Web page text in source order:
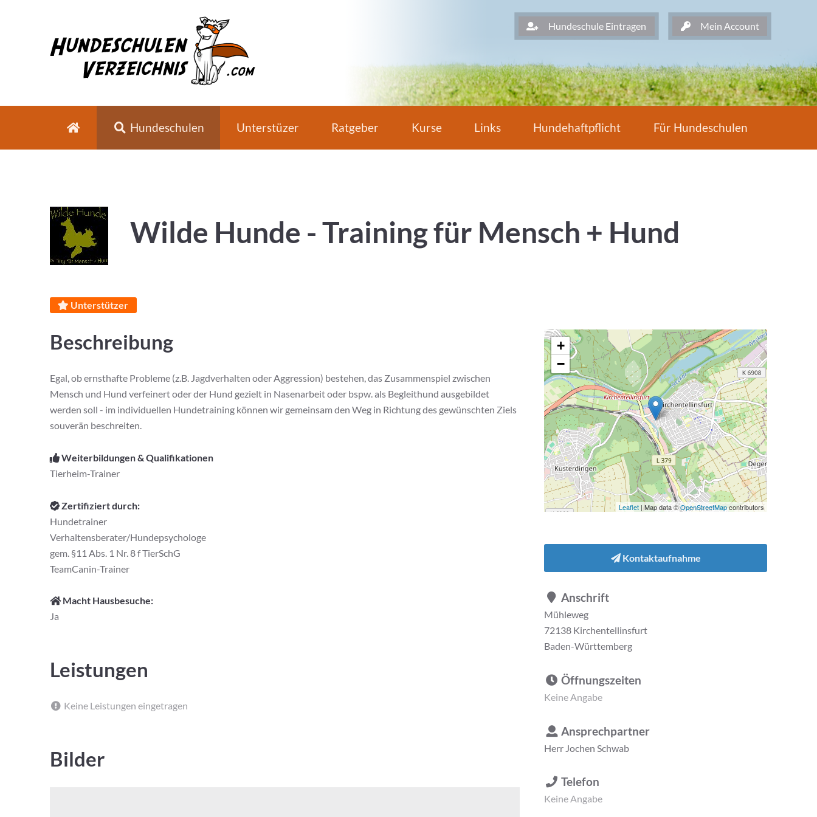
Hundeschule Eintragen Mein Account
Hundeschulen Unterstüzer Ratgeber Kurse Links Hundehaftpflicht Für Hundeschulen
Wilde Hunde - Training für Mensch + Hund
Unterstützer
Beschreibung
Egal, ob ernsthafte Probleme (z.B. Jagdverhalten oder Aggression) bestehen, das Zusammenspiel zwischen
Mensch und Hund verfeinert oder der Hund gezielt in Nasenarbeit oder bspw. als Begleithund ausgebildet
werden soll - im individuellen Hundetraining können wir gemeinsam den Weg in Richtung des gewünschten Ziels
souverän beschreiten.
Weiterbildungen & Qualifikationen
Tierheim-Trainer
Zertifiziert durch:
Hundetrainer
Verhaltensberater/Hundepsychologe
gem. §11 Abs. 1 Nr. 8 f TierSchG
TeamCanin-Trainer
Macht Hausbesuche:
Ja
Leistungen
Keine Leistungen eingetragen
Bilder
+
−
Leaflet| Map data ©OpenStreetMapcontributors
Kontaktaufnahme
Anschrift
Mühleweg
72138 Kirchentellinsfurt
Baden-Württemberg
Öffnungszeiten
Keine Angabe
Ansprechpartner
Herr Jochen Schwab
Telefon
Keine Angabe